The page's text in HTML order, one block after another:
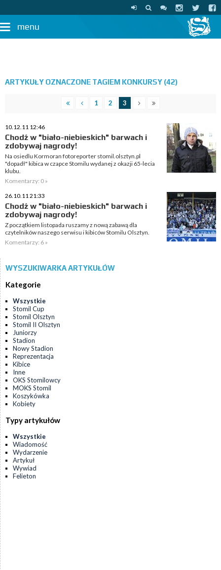
menu
ARTYKUŁY OZNACZONE TAGIEM KONKURSY (42)
1 2 3
10.12.11 12:46
Chodź w "biało-niebieskich" barwach i
zdobywaj nagrody!
Na osiedlu Kormoran fotoreporter stomil.olsztyn.pl
"dopadł" kibica w czapce Stomilu wydanej z okazji 65-lecia
klubu.
Komentarzy: 0 »
26.10.11 21:33
Chodź w "biało-niebieskich" barwach i
zdobywaj nagrody!
Z początkiem listopada ruszamy z nową zabawą dla
czytelników naszego serwisu i kibiców Stomilu Olsztyn.
Komentarzy: 6 »
WYSZUKIWARKA ARTYKUŁÓW
Kategorie
Wszystkie
Stomil Cup
Stomil Olsztyn
Stomil II Olsztyn
Juniorzy
Stadion
Nowy Stadion
Reprezentacja
Kibice
Inne
OKS Stomilowcy
MOKS Stomil
Koszykówka
Kobiety
Typy artykułów
Wszystkie
Wiadomość
Wydarzenie
Artykuł
Wywiad
Felieton